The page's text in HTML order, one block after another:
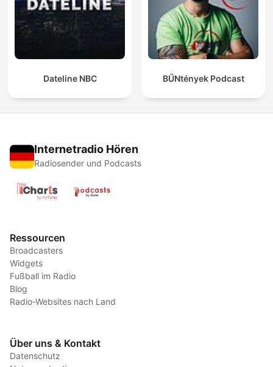
Dateline NBC BŰNtények Podcast
Internetradio Hören
Radiosender und Podcasts
Ressourcen
Broadcasters
Widgets
Fußball im Radio
Blog
Radio-Websites nach Land
Über uns & Kontakt
Datenschutz